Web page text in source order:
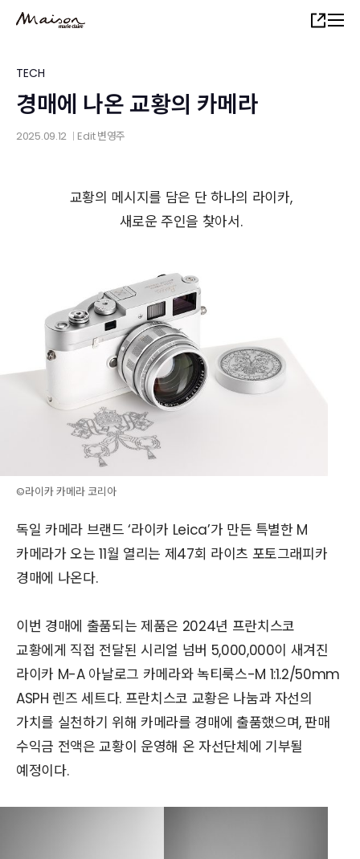
content
Share
TECH
경매에 나온 교황의 카메라
2025.09.12 Edit변영주
교황의 메시지를 담은 단 하나의 라이카,
새로운 주인을 찾아서.
©라이카 카메라 코리아
독일 카메라 브랜드 ‘라이카 Leica’가 만든 특별한 M
카메라가 오는 11월 열리는 제47회 라이츠 포토그래피카
경매에 나온다.
이번 경매에 출품되는 제품은 2024년 프란치스코
교황에게 직접 전달된 시리얼 넘버 5,000,000이 새겨진
라이카 M-A 아날로그 카메라와 녹티룩스-M 1:1.2/50mm
ASPH 렌즈 세트다. 프란치스코 교황은 나눔과 자선의
가치를 실천하기 위해 카메라를 경매에 출품했으며, 판매
수익금 전액은 교황이 운영해 온 자선단체에 기부될
예정이다.